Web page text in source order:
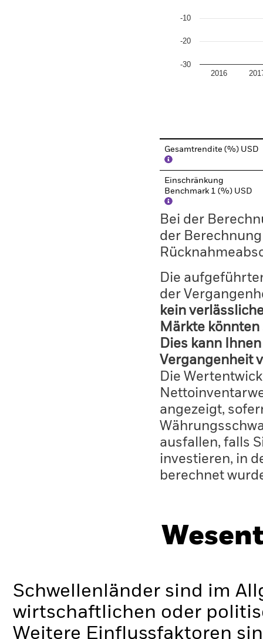
2016
-30
-20
-10
Gesamtrendite (%) USD
Einschränkung
Benchmark 1 (%) USD
Bei der
der
Die
der
kein
Märkte
Dies kann
Vergangenheit
Die
angezeigt,
ausfallen, falls
investieren, in
berechnet
Schwellenländer sind im
wirtschaftlichen oder
Weitere Einflussfaktoren